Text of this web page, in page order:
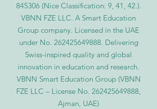
845306 (Nice Classification: 9, 41, 42.).
VBNN FZE LLC. A Smart Education
Group company. Licensed in the UAE
under No. 262425649888. Delivering
Swiss-inspired quality and global
innovation in education and research.
VBNN Smart Education Group (VBNN
FZE LLC – License No. 262425649888,
Ajman, UAE)